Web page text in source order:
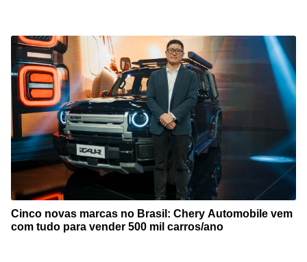
Cinco novas marcas no Brasil: Chery Automobile vem
com tudo para vender 500 mil carros/ano